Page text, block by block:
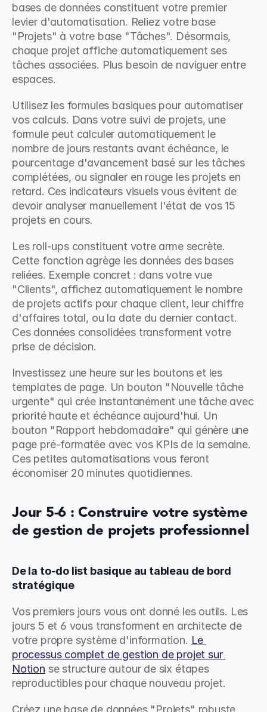
bases de données constituent votre premier
levier d'automatisation. Reliez votre base
"Projets" à votre base "Tâches". Désormais,
chaque projet affiche automatiquement ses
tâches associées. Plus besoin de naviguer entre
espaces.
Utilisez les formules basiques pour automatiser
vos calculs. Dans votre suivi de projets, une
formule peut calculer automatiquement le
nombre de jours restants avant échéance, le
pourcentage d'avancement basé sur les tâches
complétées, ou signaler en rouge les projets en
retard. Ces indicateurs visuels vous évitent de
devoir analyser manuellement l'état de vos 15
projets en cours.
Les roll-ups constituent votre arme secrète.
Cette fonction agrège les données des bases
reliées. Exemple concret : dans votre vue
"Clients", affichez automatiquement le nombre
de projets actifs pour chaque client, leur chiffre
d'affaires total, ou la date du dernier contact.
Ces données consolidées transforment votre
prise de décision.
Investissez une heure sur les boutons et les
templates de page. Un bouton "Nouvelle tâche
urgente" qui crée instantanément une tâche avec
priorité haute et échéance aujourd'hui. Un
bouton "Rapport hebdomadaire" qui génère une
page pré-formatée avec vos KPIs de la semaine.
Ces petites automatisations vous feront
économiser 20 minutes quotidiennes.
Jour 5-6 : Construire votre système
de gestion de projets professionnel
De la to-do list basique au tableau de bord
stratégique
Vos premiers jours vous ont donné les outils. Les
jours 5 et 6 vous transforment en architecte de
votre propre système d'information. Le
processus complet de gestion de projet sur
Notion se structure autour de six étapes
reproductibles pour chaque nouveau projet.
Créez une base de données "Projets" robuste